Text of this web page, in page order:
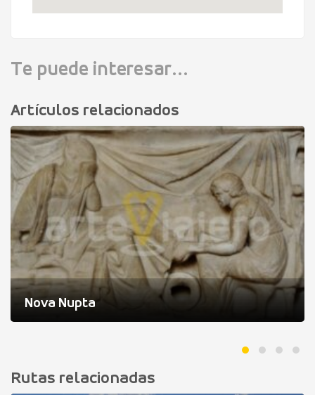
Te puede interesar...
Artículos relacionados
Nova Nupta
Rutas relacionadas